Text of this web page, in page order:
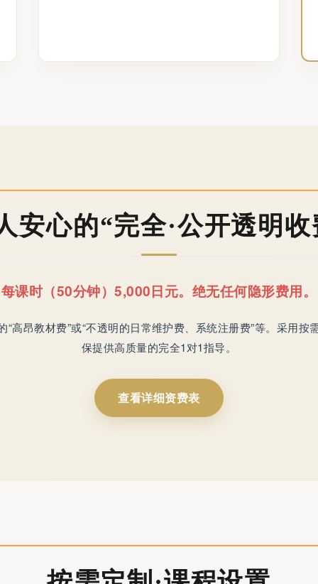
安心的“完全·公开透明收
每课时（50分钟）5,000日元。绝无任何隐形费用。
“高昂教材费”或“不透明的日常维护费、系统注册费”等。采用按
保提供高质量的完全1对1指导。
查看详细资费表